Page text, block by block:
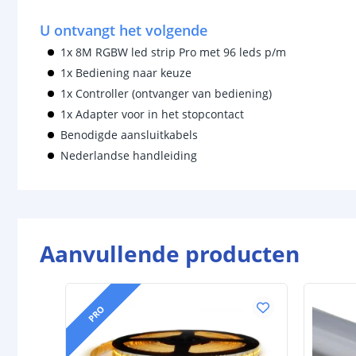
U ontvangt het volgende
1x 8M RGBW led strip Pro met 96 leds p/m
1x Bediening naar keuze
1x Controller (ontvanger van bediening)
1x Adapter voor in het stopcontact
Benodigde aansluitkabels
Nederlandse handleiding
Aanvullende producten
PRO